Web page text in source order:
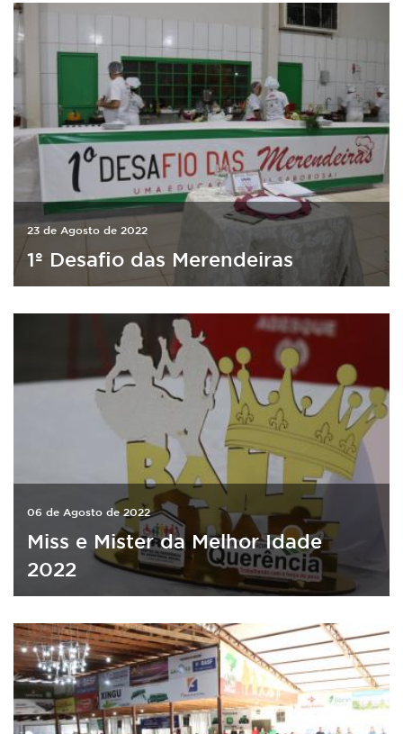
23 de Agosto de 2022
1º Desafio das Merendeiras
06 de Agosto de 2022
Miss e Mister da Melhor Idade
2022